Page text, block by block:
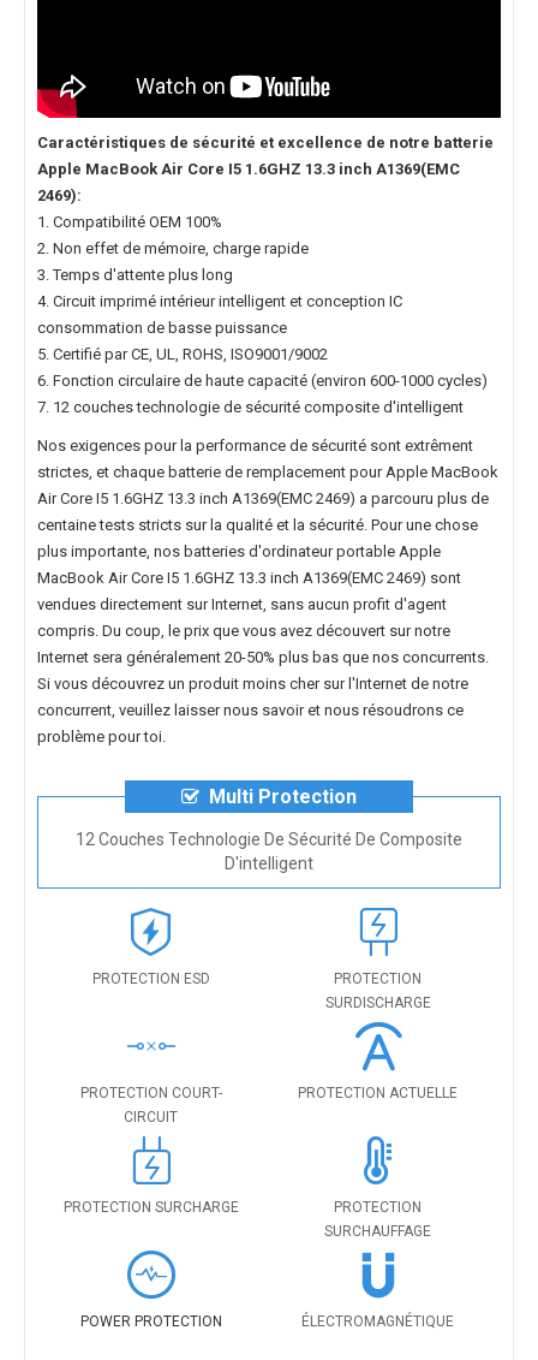
Caractéristiques de sécurité et excellence de notre batterie
Apple MacBook Air Core I5 1.6GHZ 13.3 inch A1369(EMC
2469):
1. Compatibilité OEM 100%
2. Non effet de mémoire, charge rapide
3. Temps d'attente plus long
4. Circuit imprimé intérieur intelligent et conception IC
consommation de basse puissance
5. Certifié par CE, UL, ROHS, ISO9001/9002
6. Fonction circulaire de haute capacité (environ 600-1000 cycles)
7. 12 couches technologie de sécurité composite d'intelligent
Nos exigences pour la performance de sécurité sont extrêment
strictes, et chaque batterie de remplacement pour Apple MacBook
Air Core I5 1.6GHZ 13.3 inch A1369(EMC 2469) a parcouru plus de
centaine tests stricts sur la qualité et la sécurité. Pour une chose
plus importante, nos batteries d'ordinateur portable Apple
MacBook Air Core I5 1.6GHZ 13.3 inch A1369(EMC 2469) sont
vendues directement sur Internet, sans aucun profit d'agent
compris. Du coup, le prix que vous avez découvert sur notre
Internet sera généralement 20-50% plus bas que nos concurrents.
Si vous découvrez un produit moins cher sur l'Internet de notre
concurrent, veuillez laisser nous savoir et nous résoudrons ce
problème pour toi.
Multi Protection
12 Couches Technologie De Sécurité De Composite
D'intelligent
PROTECTION ESD
PROTECTION
SURDISCHARGE
PROTECTION COURT-
CIRCUIT
PROTECTION ACTUELLE
PROTECTION SURCHARGE
PROTECTION
SURCHAUFFAGE
POWER PROTECTION ÉLECTROMAGNÉTIQUE